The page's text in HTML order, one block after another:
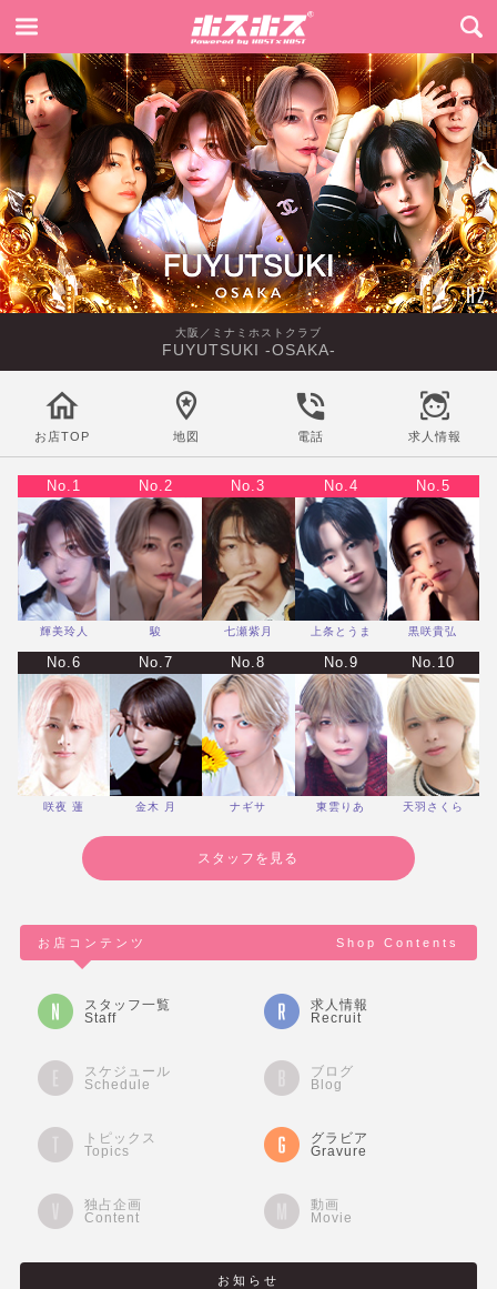
大阪／ミナミホストクラブ
FUYUTSUKI -OSAKA-
お店TOP 地図 電話 求人情報
No.1
輝美玲人
No.2
駿
No.3
七瀬紫月
No.4
上条とうま
No.5
黒咲貴弘
No.6
咲夜 蓮
No.7
金木 月
No.8
ナギサ
No.9
東雲りあ
No.10
天羽さくら
スタッフを見る
Shop Contents
お店コンテンツ
スタッフ一覧
Staff
求人情報
Recruit
スケジュール
Schedule
ブログ
Blog
トピックス
Topics
グラビア
Gravure
独占企画
Content
動画
Movie
お知らせ